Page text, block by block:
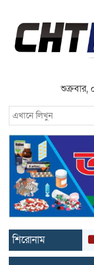
শুক্রবার,
শিরোনাম